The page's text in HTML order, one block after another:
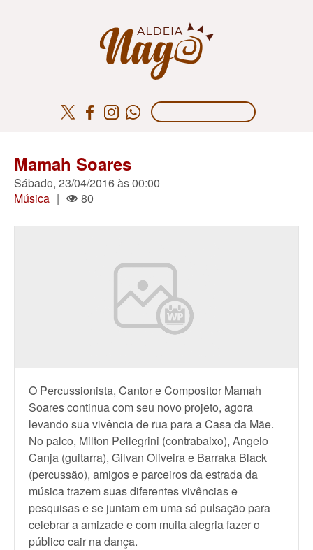
Mamah Soares
Sábado, 23/04/2016 às 00:00
Música | 80
O Percussionista, Cantor e Compositor Mamah
Soares continua com seu novo projeto, agora
levando sua vivência de rua para a Casa da Mãe.
No palco, Milton Pellegrini (contrabaixo), Angelo
Canja (guitarra), Gilvan Oliveira e Barraka Black
(percussão), amigos e parceiros da estrada da
música trazem suas diferentes vivências e
pesquisas e se juntam em uma só pulsação para
celebrar a amizade e com muita alegria fazer o
público cair na dança.